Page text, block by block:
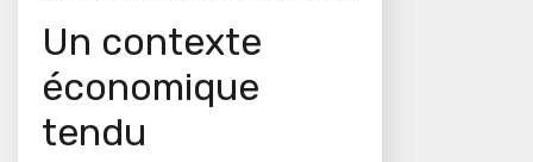
Un contexte
économique
tendu